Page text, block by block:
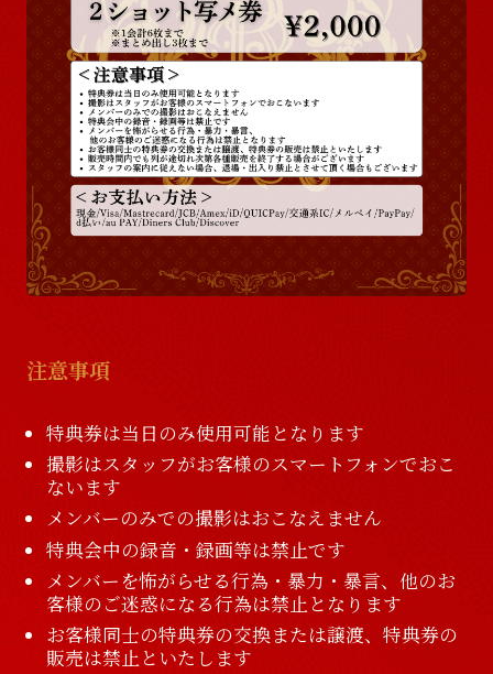
注意事項
特典券は当日のみ使用可能となります
撮影はスタッフがお客様のスマートフォンでおこ
ないます
メンバーのみでの撮影はおこなえません
特典会中の録音・録画等は禁止です
メンバーを怖がらせる行為・暴力・暴言、他のお
客様のご迷惑になる行為は禁止となります
お客様同士の特典券の交換または譲渡、特典券の
販売は禁止といたします